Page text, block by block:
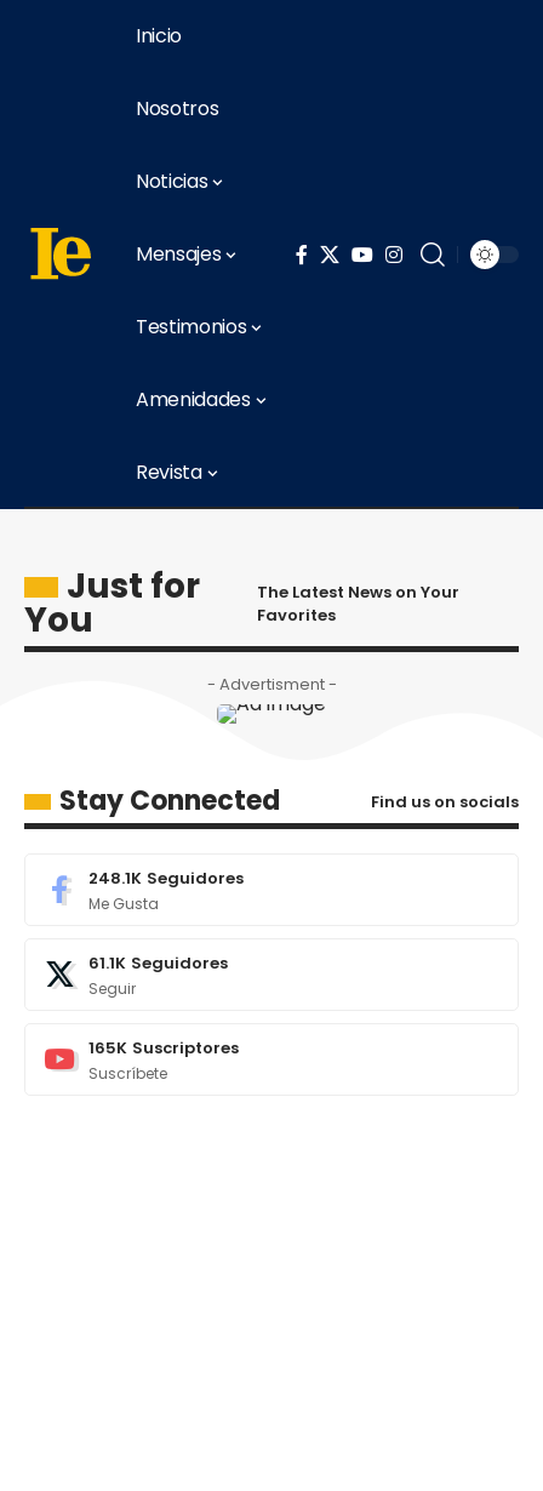
Inicio
Nosotros
Noticias
Mensajes
Testimonios
Amenidades
Revista
Just for
You
The Latest News on Your
Favorites
- Advertisment -
Stay Connected Find us on socials
248.1K Seguidores
Me Gusta
61.1K Seguidores
Seguir
165K Suscriptores
Suscríbete